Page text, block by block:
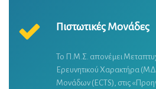
Το Π.Μ.Σ. απονέμει
Ερευνητικού Χαρακτήρα